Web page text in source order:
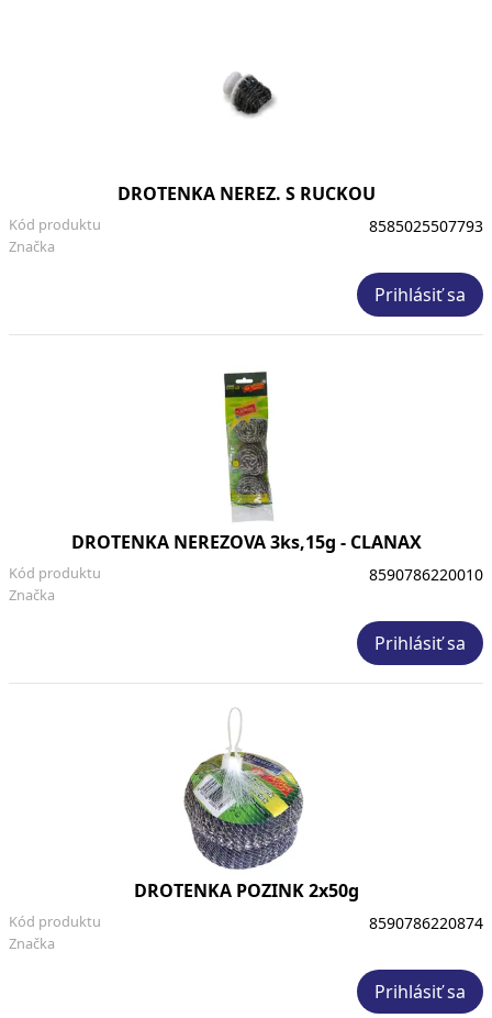
DROTENKA NEREZ. S RUCKOU
Značka
Kód produktu 8585025507793
Prihlásiť sa
DROTENKA NEREZOVA 3ks,15g - CLANAX
Značka
Kód produktu 8590786220010
Prihlásiť sa
DROTENKA POZINK 2x50g
Značka
Kód produktu 8590786220874
Prihlásiť sa